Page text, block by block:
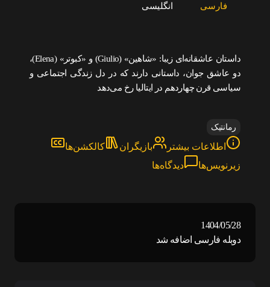
فارسی انگلیسی
داستان عاشقانه‌ای زیبا: «شاهین» (Giulio) و «کبوتر» (Elena)،
دو عاشق جوان، داستانی دارند که در دل زندگی اجتماعی و
سیاسی قرن چهاردهم در ایتالیا رخ می‌دهد
رمانتیک
اطلاعات بیشتر بازیگران
کالکشن‌ها
زیرنویس‌ها
دیدگاه‌ها
1404/05/28
دوبله فارسی اضافه شد